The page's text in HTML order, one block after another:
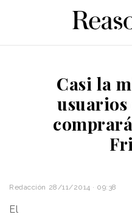
Casi la
Redacción 28/11/2014 · 09:38
El